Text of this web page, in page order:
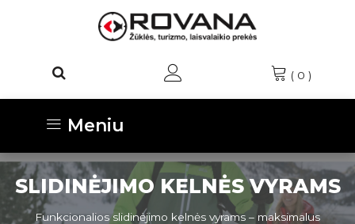
( 0 )
Meniu
SLIDINĖJIMO KELNĖS VYRAMS
Funkcionalios slidinėjimo kelnės vyrams – maksimalus